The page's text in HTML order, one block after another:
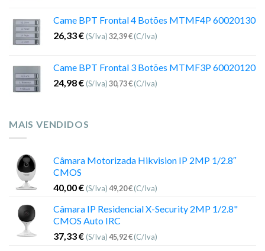
Came BPT Frontal 4 Botões MTMF4P 60020130
26,33€ (S/Iva)32,39€(C/Iva)
Came BPT Frontal 3 Botões MTMF3P 60020120
24,98€ (S/Iva)30,73€(C/Iva)
MAIS VENDIDOS
Câmara Motorizada Hikvision IP 2MP 1/2.8″
CMOS
40,00€ (S/Iva)49,20€(C/Iva)
Câmara IP Residencial X-Security 2MP 1/2.8"
CMOS Auto IRC
37,33€ (S/Iva)45,92€(C/Iva)